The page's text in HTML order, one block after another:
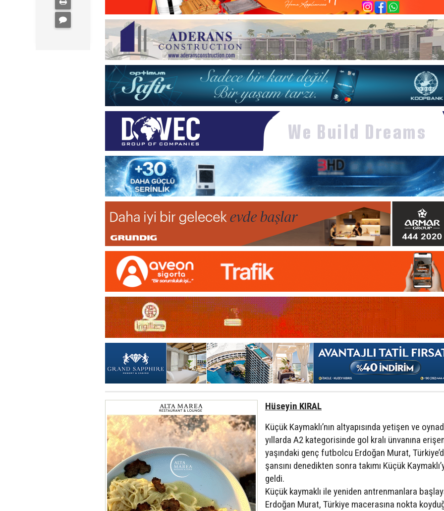
Hüseyin KIRAL
Küçük Kaymaklı’nın altyapısında yetişen ve
yıllarda A2 kategorisinde gol kralı ünvanına
yaşındaki genç futbolcu Erdoğan Murat,
şansını denedikten sonra takımı Küçük
geldi.
Küçük kaymaklı ile yeniden antrenmanlara
Erdoğan Murat, Türkiye macerasına nokta